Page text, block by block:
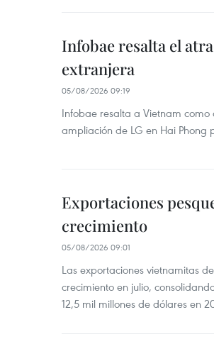
Infobae resalta el
extranjera
05/08/2026 09:19
Infobae resalta a Vietnam
ampliación de LG en Hai
Exportaciones
crecimiento
05/08/2026 09:01
Las exportaciones vietnamitas
crecimiento en julio,
12,5 mil millones de dólares en